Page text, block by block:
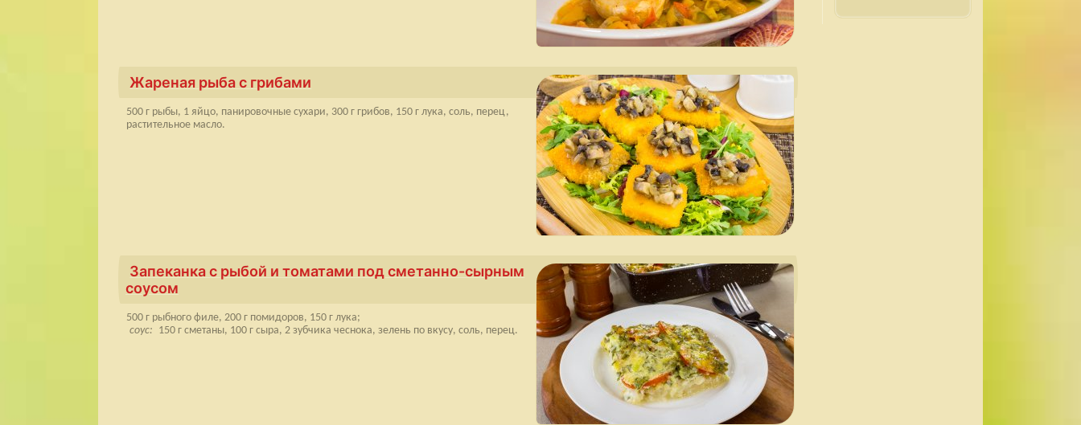
Жареная рыба с грибами
500 г рыбы, 1 яйцо, панировочные сухари, 300 г грибов, 150 г лука, соль, перец,
растительное масло.
Запеканка с рыбой и томатами под сметанно-сырным
соусом
500 г рыбного филе, 200 г помидоров, 150 г лука;
соус: 150 г сметаны, 100 г сыра, 2 зубчика чеснока, зелень по вкусу, соль, перец.